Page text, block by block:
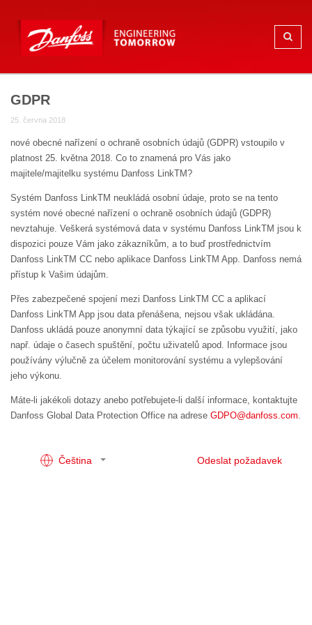
GDPR
25. června 2018
nové obecné nařízení o ochraně osobních údajů (GDPR) vstoupilo v
platnost 25. května 2018. Co to znamená pro Vás jako
majitele/majitelku systému Danfoss LinkTM?
Systém Danfoss LinkTM neukládá osobní údaje, proto se na tento
systém nové obecné nařízení o ochraně osobních údajů (GDPR)
nevztahuje. Veškerá systémová data v systému Danfoss LinkTM jsou k
dispozici pouze Vám jako zákazníkům, a to buď prostřednictvím
Danfoss LinkTM CC nebo aplikace Danfoss LinkTM App. Danfoss nemá
přístup k Vašim údajům.
Přes zabezpečené spojení mezi Danfoss LinkTM CC a aplikací
Danfoss LinkTM App jsou data přenášena, nejsou však ukládána.
Danfoss ukládá pouze anonymní data týkající se způsobu využití, jako
např. údaje o časech spuštění, počtu uživatelů apod. Informace jsou
používány výlučně za účelem monitorování systému a vylepšování
jeho výkonu.
Máte-li jakékoli dotazy anebo potřebujete-li další informace, kontaktujte
Danfoss Global Data Protection Office na adrese GDPO@danfoss.com.
Čeština Odeslat požadavek